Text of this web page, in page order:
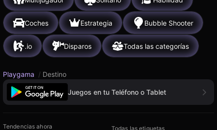
Coches Estrategia Bubble Shooter
.io Disparos Todas las categorías
Playgama / Destino
Juegos en tu Teléfono o Tablet
Tendencias ahora
Todas las etiquetas